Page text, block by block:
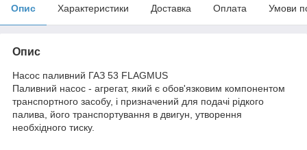
Опис Характеристики Доставка Оплата Умови
Опис
Насос паливний ГАЗ 53 FLAGMUS
Паливний насос - агрегат, який є обов'язковим компонентом
транспортного засобу, і призначений для подачі рідкого
палива, його транспортування в двигун, утворення
необхідного тиску.